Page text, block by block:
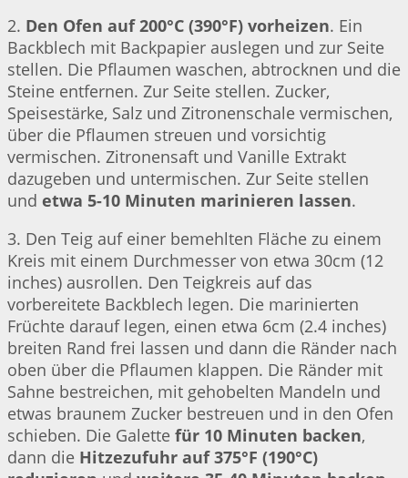
2. Den Ofen auf 200°C (390°F) vorheizen. Ein
Backblech mit Backpapier auslegen und zur Seite
stellen. Die Pflaumen waschen, abtrocknen und die
Steine entfernen. Zur Seite stellen. Zucker,
Speisestärke, Salz und Zitronenschale vermischen,
über die Pflaumen streuen und vorsichtig
vermischen. Zitronensaft und Vanille Extrakt
dazugeben und untermischen. Zur Seite stellen
und etwa 5-10 Minuten marinieren lassen.
3. Den Teig auf einer bemehlten Fläche zu einem
Kreis mit einem Durchmesser von etwa 30cm (12
inches) ausrollen. Den Teigkreis auf das
vorbereitete Backblech legen. Die marinierten
Früchte darauf legen, einen etwa 6cm (2.4 inches)
breiten Rand frei lassen und dann die Ränder nach
oben über die Pflaumen klappen. Die Ränder mit
Sahne bestreichen, mit gehobelten Mandeln und
etwas braunem Zucker bestreuen und in den Ofen
schieben. Die Galette für 10 Minuten backen,
dann die Hitzezufuhr auf 375°F (190°C)